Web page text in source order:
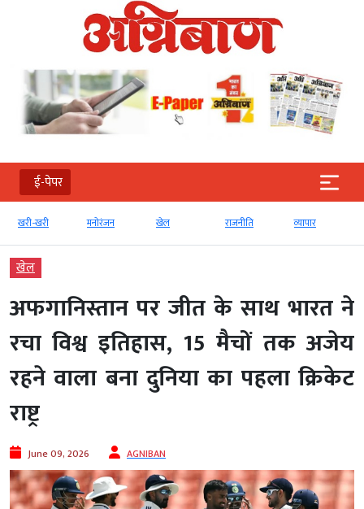
ई-पेपर
मनोरंजन खेल राजनीति व्‍यापार टेक्‍नोलॉजी
खेल
अफगानिस्तान पर जीत के साथ भारत ने
रचा विश्व इतिहास, 15 मैचों तक अजेय
रहने वाला बना दुनिया का पहला क्रिकेट
राष्ट्र
June 09, 2026 AGNIBAN